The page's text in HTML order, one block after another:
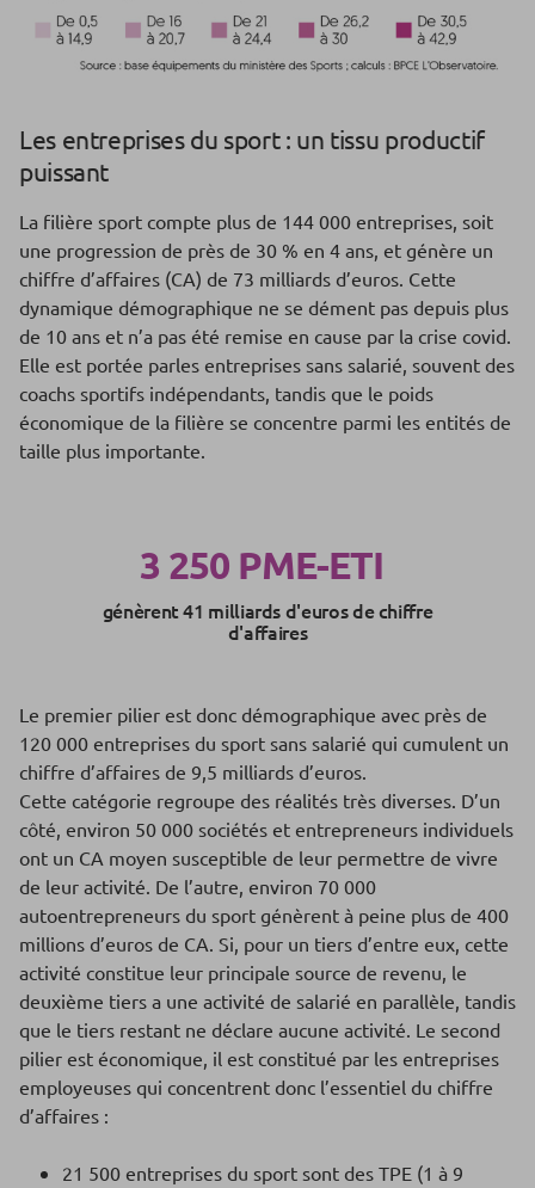
Les entreprises du sport : un tissu productif
puissant
La filière sport compte plus de 144 000 entreprises, soit
une progression de près de 30 % en 4 ans, et génère un
chiffre d’affaires (CA) de 73 milliards d’euros. Cette
dynamique démographique ne se dément pas depuis plus
de 10 ans et n’a pas été remise en cause par la crise covid.
Elle est portée parles entreprises sans salarié, souvent des
coachs sportifs indépendants, tandis que le poids
économique de la filière se concentre parmi les entités de
taille plus importante.
3 250 PME-ETI
génèrent 41 milliards d'euros de chiffre
d'affaires
Le premier pilier est donc démographique avec près de
120 000 entreprises du sport sans salarié qui cumulent un
chiffre d’affaires de 9,5 milliards d’euros.
Cette catégorie regroupe des réalités très diverses. D’un
côté, environ 50 000 sociétés et entrepreneurs individuels
ont un CA moyen susceptible de leur permettre de vivre
de leur activité. De l’autre, environ 70 000
autoentrepreneurs du sport génèrent à peine plus de 400
millions d’euros de CA. Si, pour un tiers d’entre eux, cette
activité constitue leur principale source de revenu, le
deuxième tiers a une activité de salarié en parallèle, tandis
que le tiers restant ne déclare aucune activité. Le second
pilier est économique, il est constitué par les entreprises
employeuses qui concentrent donc l’essentiel du chiffre
d’affaires :
21 500 entreprises du sport sont des TPE (1 à 9